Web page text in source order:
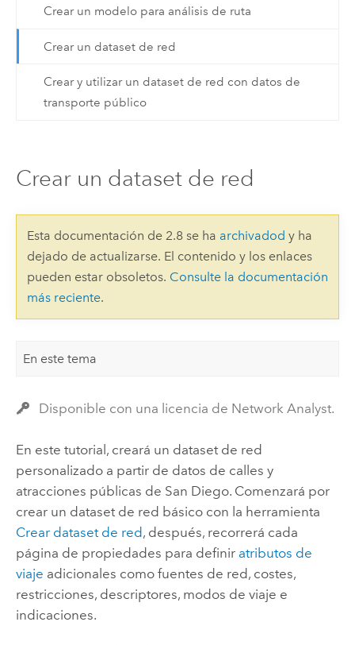
Crear un modelo para análisis de ruta
Crear un dataset de red
Crear y utilizar un dataset de red con datos de
transporte público
Crear un dataset de red
Esta documentación de 2.8 se ha archivadod y ha
dejado de actualizarse. El contenido y los enlaces
pueden estar obsoletos. Consulte la documentación
más reciente.
En este tema
Disponible con una licencia de Network Analyst.
En este tutorial, creará un dataset de red
personalizado a partir de datos de calles y
atracciones públicas de San Diego. Comenzará por
crear un dataset de red básico con la herramienta
Crear dataset de red, después, recorrerá cada
página de propiedades para definir atributos de
viaje adicionales como fuentes de red, costes,
restricciones, descriptores, modos de viaje e
indicaciones.